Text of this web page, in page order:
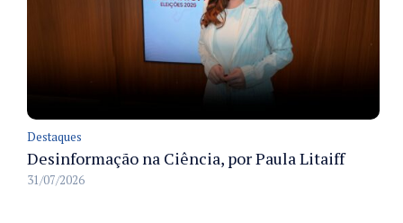
Destaques
Desinformação na Ciência, por Paula Litaiff
31/07/2026